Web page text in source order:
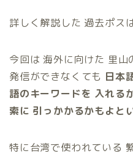
詳しく解説した 過去ポス
今回は 海外に向けた 里
発信ができなくても 日本
語のキーワードを 入れる
索に 引っかかるかもよと
特に台湾で使われている